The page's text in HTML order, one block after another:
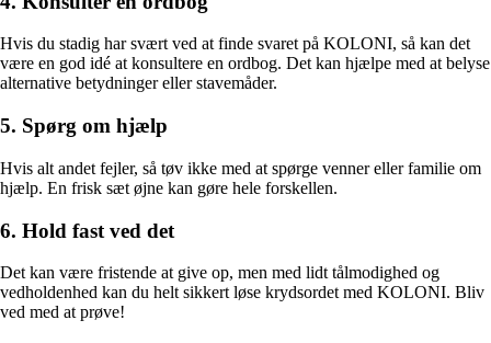
Hvis du stadig har svært ved at finde svaret på KOLONI, så kan det
være en god idé at konsultere en ordbog. Det kan hjælpe med at belyse
alternative betydninger eller stavemåder.
5. Spørg om hjælp
Hvis alt andet fejler, så tøv ikke med at spørge venner eller familie om
hjælp. En frisk sæt øjne kan gøre hele forskellen.
6. Hold fast ved det
Det kan være fristende at give op, men med lidt tålmodighed og
vedholdenhed kan du helt sikkert løse krydsordet med KOLONI. Bliv
ved med at prøve!